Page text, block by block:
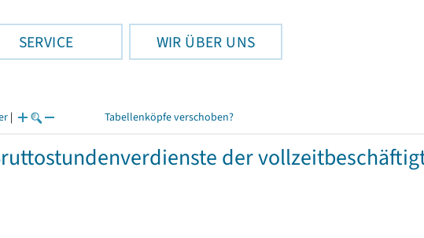
SERVICE WIR ÜBER UNS
| Tabellenköpfe verschoben?
der